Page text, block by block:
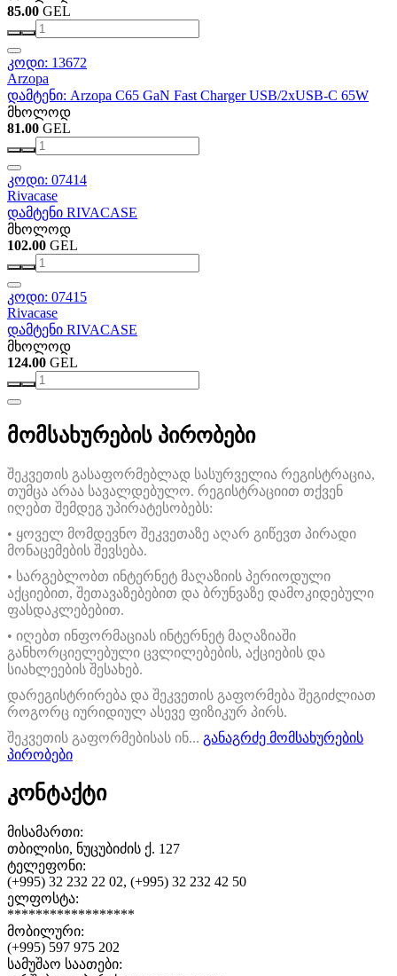
85.00 GEL
კოდი: 13672
Arzopa
დამტენი: Arzopa C65 GaN Fast Charger USB/2xUSB-C 65W
მხოლოდ
81.00 GEL
კოდი: 07414
Rivacase
დამტენი RIVACASE
მხოლოდ
102.00 GEL
კოდი: 07415
Rivacase
დამტენი RIVACASE
მხოლოდ
124.00 GEL
მომსახურების პირობები
შეკვეთის გასაფორმებლად სასურველია რეგისტრაცია,
თუმცა არაა სავალდებულო. რეგისტრაციით თქვენ
იღებთ შემდეგ უპირატესობებს:
• ყოველ მომდევნო შეკვეთაზე აღარ გიწევთ პირადი
მონაცემების შევსება.
• სარგებლობთ ინტერნეტ მაღაზიის პერიოდული
აქციებით, შეთავაზებებით და ბრუნვაზე დამოკიდებული
ფასდაკლებებით.
• იღებთ ინფორმაციას ინტერნეტ მაღაზიაში
განხორციელებული ცვლილებების, აქციების და
სიახლეების შესახებ.
დარეგისტრირება და შეკვეთის გაფორმება შეგიძლიათ
როგორც იურიდიულ ასევე ფიზიკურ პირს.
შეკვეთის გაფორმებისას ინ... განაგრძე მომსახურების
პირობები
კონტაქტი
მისამართი:
თბილისი, ნუცუბიძის ქ. 127
ტელეფონი:
(+995) 32 232 22 02, (+995) 32 232 42 50
ელფოსტა:
******************
მობილური:
(+995) 597 975 202
სამუშაო საათები: